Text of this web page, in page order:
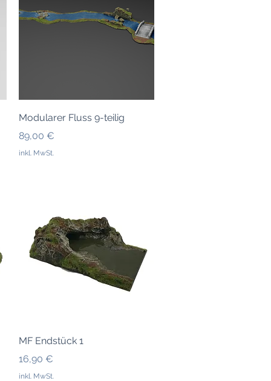
Schnellansicht
Modularer Fluss 9-teilig
Preis
89,00 €
inkl. MwSt.
Schnellansicht
MF Endstück 1
Preis
16,90 €
inkl. MwSt.